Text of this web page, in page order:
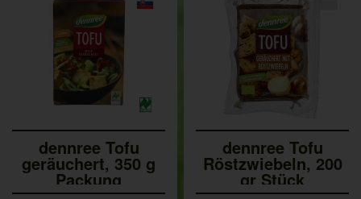
dennree Tofu
geräuchert, 350 g
Packung
dennree Tofu
Röstzwiebeln, 200
gr Stück